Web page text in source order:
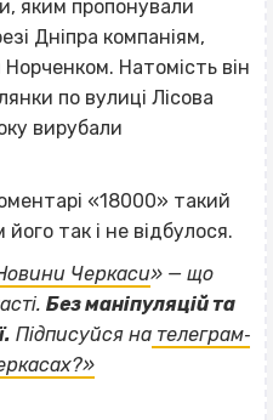
яким пропонували
Дніпра компаніям,
Натомість він
по вулиці Лісова
вирубали
«18000» такий
так і не відбулося.
Черкаси» — що
Без маніпуляцій та
Підписуйся на телеграм‐